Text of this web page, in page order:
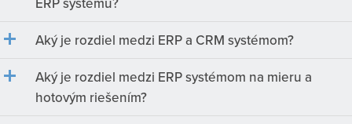
Aký je rozdiel medzi ERP a CRM systémom?
Aký je rozdiel medzi ERP systémom na mieru a
hotovým riešením?